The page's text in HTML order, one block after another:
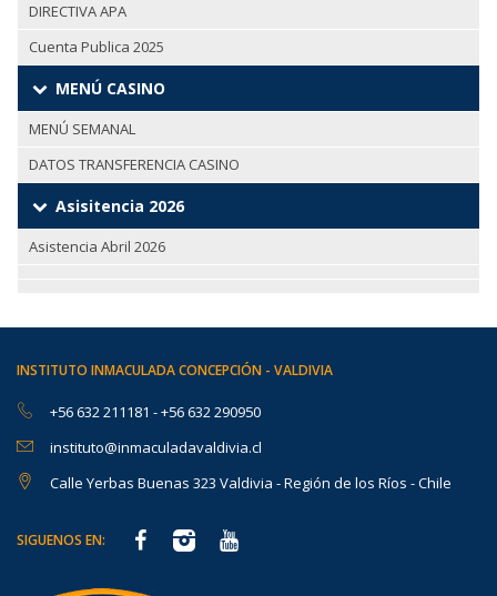
DIRECTIVA APA
Cuenta Publica 2025
MENÚ CASINO
MENÚ SEMANAL
DATOS TRANSFERENCIA CASINO
Asisitencia 2026
Asistencia Abril 2026
INSTITUTO INMACULADA CONCEPCIÓN - VALDIVIA
+56 632 211181 -+56 632 290950
instituto@inmaculadavaldivia.cl
Calle Yerbas Buenas 323 Valdivia - Región de los Ríos - Chile
SIGUENOS EN: